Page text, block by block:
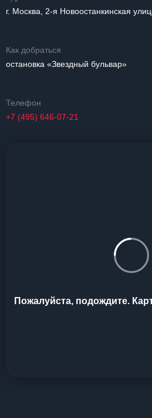
г. Москва, 2-я Новоостанкинская
Как добраться
остановка «Звездный бульвар»
Телефон
+7 (495) 646-07-21
Пожалуйста, подождите.